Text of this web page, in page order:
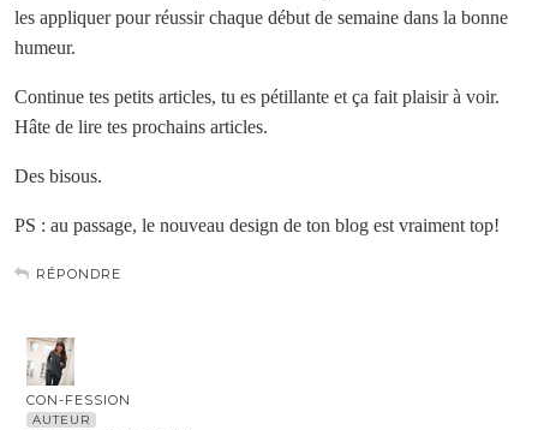
les appliquer pour réussir chaque début de semaine dans la bonne
humeur.
Continue tes petits articles, tu es pétillante et ça fait plaisir à voir.
Hâte de lire tes prochains articles.
Des bisous.
PS : au passage, le nouveau design de ton blog est vraiment top!
RÉPONDRE
CON-FESSION
AUTEUR